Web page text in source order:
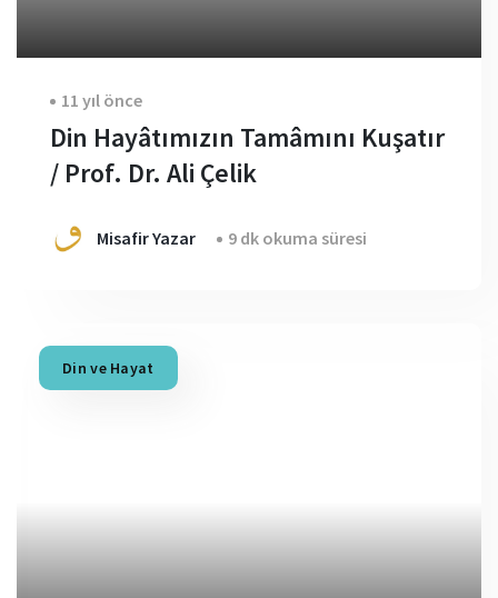
11 yıl önce
Din Hayâtımızın Tamâmını Kuşatır
/ Prof. Dr. Ali Çelik
Misafir Yazar 9 dk okuma süresi
Din ve Hayat